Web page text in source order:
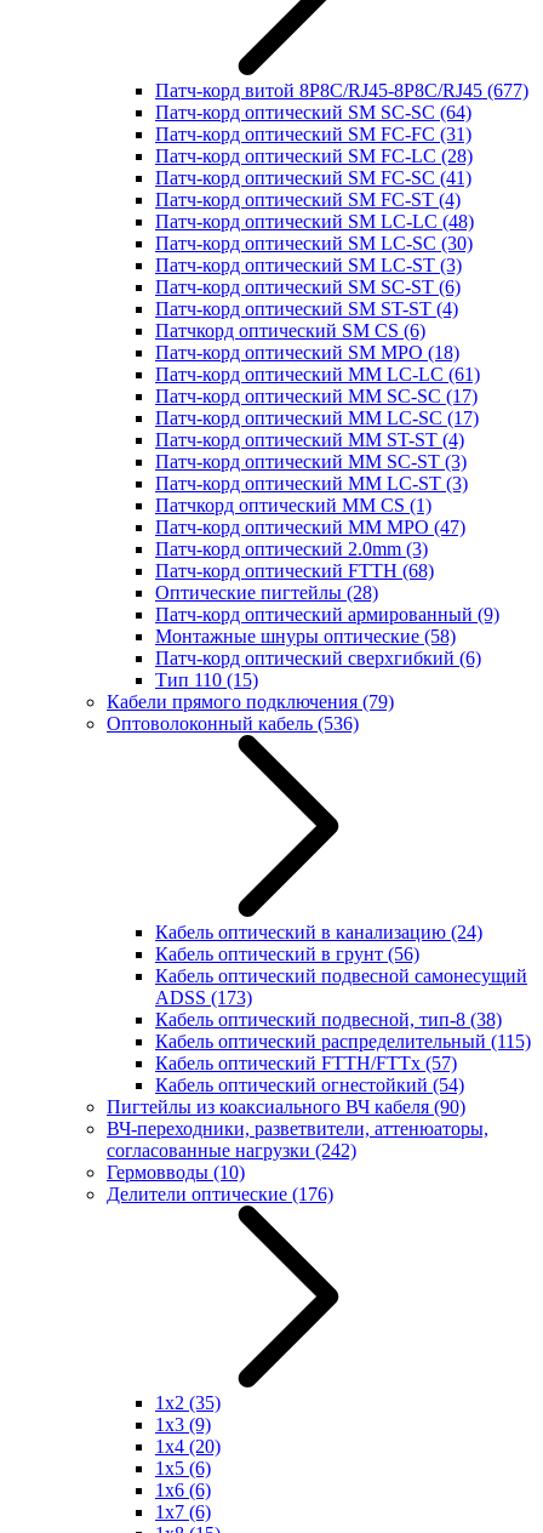
Патч-корд витой 8P8C/RJ45-8P8C/RJ45 (677)
Патч-корд оптический SM SC-SC (64)
Патч-корд оптический SM FC-FC (31)
Патч-корд оптический SM FC-LC (28)
Патч-корд оптический SM FC-SC (41)
Патч-корд оптический SM FC-ST (4)
Патч-корд оптический SM LC-LC (48)
Патч-корд оптический SM LC-SC (30)
Патч-корд оптический SM LC-ST (3)
Патч-корд оптический SM SC-ST (6)
Патч-корд оптический SM ST-ST (4)
Патчкорд оптический SM CS (6)
Патч-корд оптический SM MPO (18)
Патч-корд оптический MM LC-LC (61)
Патч-корд оптический MM SC-SC (17)
Патч-корд оптический MM LC-SC (17)
Патч-корд оптический MM ST-ST (4)
Патч-корд оптический MM SC-ST (3)
Патч-корд оптический MM LC-ST (3)
Патчкорд оптический MM CS (1)
Патч-корд оптический MM MPO (47)
Патч-корд оптический 2.0mm (3)
Патч-корд оптический FTTH (68)
Оптические пигтейлы (28)
Патч-корд оптический армированный (9)
Монтажные шнуры оптические (58)
Патч-корд оптический сверхгибкий (6)
Тип 110 (15)
Кабели прямого подключения (79)
Оптоволоконный кабель (536)
Кабель оптический в канализацию (24)
Кабель оптический в грунт (56)
Кабель оптический подвесной самонесущий
ADSS (173)
Кабель оптический подвесной, тип-8 (38)
Кабель оптический распределительный (115)
Кабель оптический FTTH/FTTx (57)
Кабель оптический огнестойкий (54)
Пигтейлы из коаксиального ВЧ кабеля (90)
ВЧ-переходники, разветвители, аттенюаторы,
согласованные нагрузки (242)
Гермовводы (10)
Делители оптические (176)
1x2 (35)
1x3 (9)
1x4 (20)
1x5 (6)
1x6 (6)
1x7 (6)